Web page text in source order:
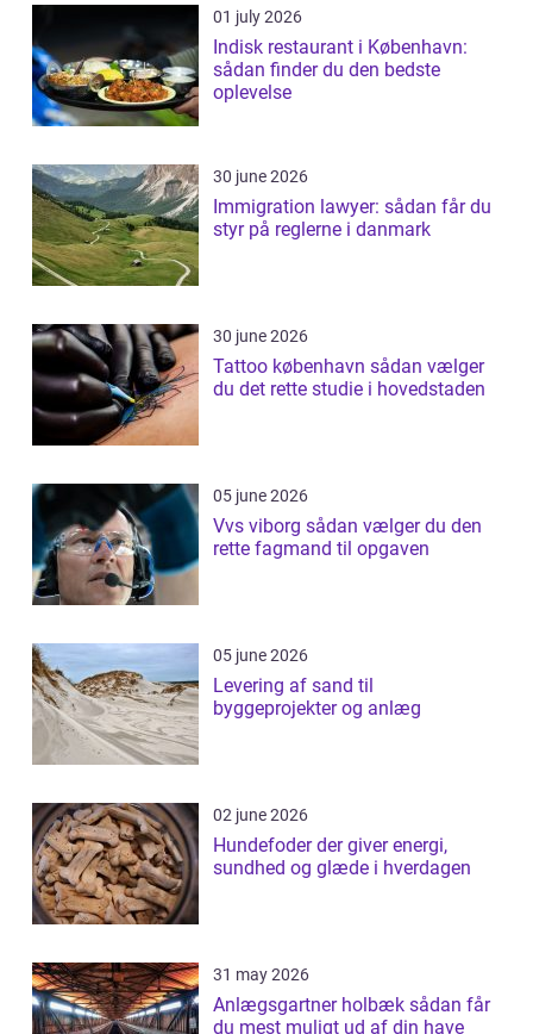
01 july 2026
Indisk restaurant i København:
sådan finder du den bedste
oplevelse
30 june 2026
Immigration lawyer: sådan får du
styr på reglerne i danmark
30 june 2026
Tattoo københavn sådan vælger
du det rette studie i hovedstaden
05 june 2026
Vvs viborg sådan vælger du den
rette fagmand til opgaven
05 june 2026
Levering af sand til
byggeprojekter og anlæg
02 june 2026
Hundefoder der giver energi,
sundhed og glæde i hverdagen
31 may 2026
Anlægsgartner holbæk sådan får
du mest muligt ud af din have